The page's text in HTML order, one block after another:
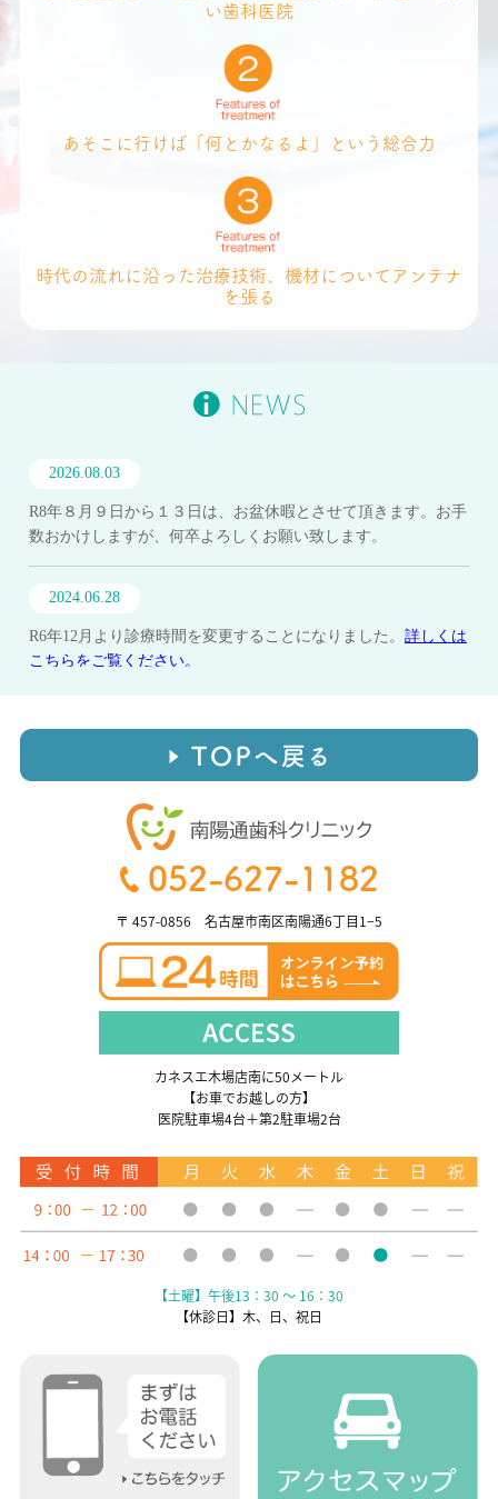
い歯科医院
あそこに行けば「何とかなるよ」という総合力
時代の流れに沿った治療技術、機材についてアンテナ
を張る
052-627-1182
〒 457-0856 名古屋市南区南陽通6丁目1−5
カネスエ木場店南に50メートル
【お車でお越しの方】
医院駐車場4台＋第2駐車場2台
【土曜】午後13：30 ～ 16：30
【休診日】木、日、祝日